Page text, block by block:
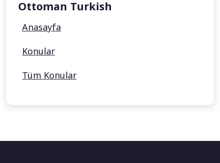
Ottoman Turkish
Anasayfa
Konular
Tüm Konular